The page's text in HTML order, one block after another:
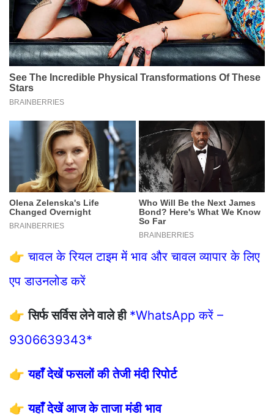
👉चावल के रियल टाइम में भाव और चावल व्यापार के लिए
एप डाउनलोड करें
👉सिर्फ सर्विस लेने वाले ही *WhatsApp करें –
9306639343*
👉यहाँ देखें फसलों की तेजी मंदी रिपोर्ट
👉यहाँ देखें आज के ताजा मंडी भाव